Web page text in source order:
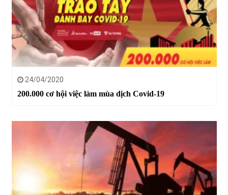
24/04/2020
200.000 cơ hội việc làm mùa dịch Covid-19